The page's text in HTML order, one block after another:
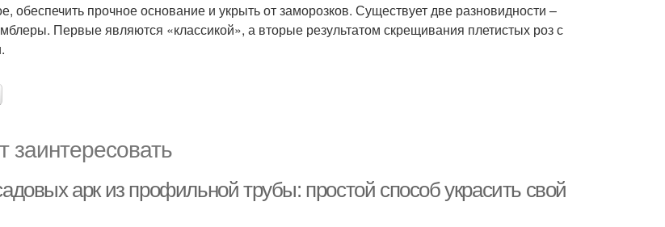
обеспечить прочное основание и укрыть от заморозков. Существует две разновидности –
Первые являются «классикой», а вторые результатом скрещивания плетистых роз с
заинтересовать
арк из профильной трубы: простой способ украсить свой